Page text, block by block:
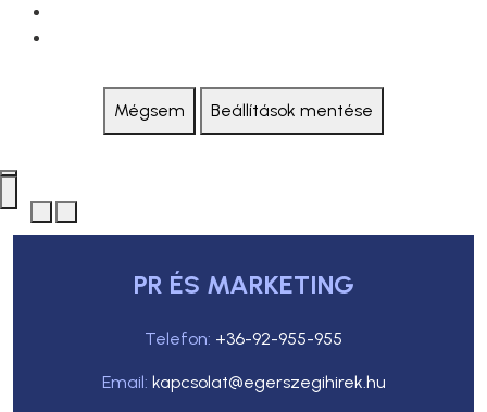
Mégsem Beállítások mentése
PR ÉS MARKETING
Telefon: +36-92-955-955
Email: kapcsolat@egerszegihirek.hu